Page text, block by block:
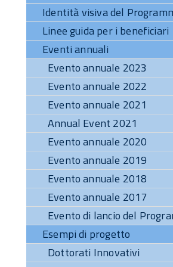
Identità visiva del
Linee guida per i beneficiari
Eventi annuali
Evento annuale 2023
Evento annuale 2022
Evento annuale 2021
Annual Event 2021
Evento annuale 2020
Evento annuale 2019
Evento annuale 2018
Evento annuale 2017
Evento di lancio del
Esempi di progetto
Dottorati Innovativi